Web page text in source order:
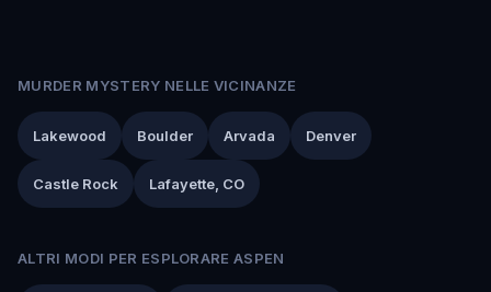
MURDER MYSTERY NELLE VICINANZE
Lakewood Boulder Arvada Denver
Castle Rock Lafayette, CO
ALTRI MODI PER ESPLORARE ASPEN